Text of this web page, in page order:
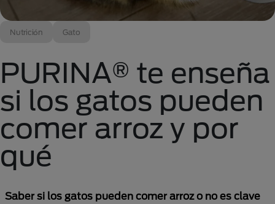
Nutrición Gato
PURINA® te enseña
si los gatos pueden
comer arroz y por
qué
Saber si los gatos pueden comer arroz o no es clave